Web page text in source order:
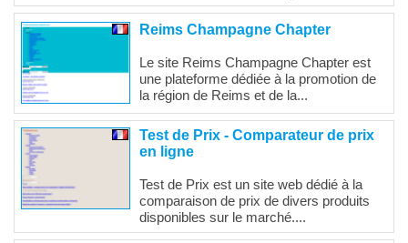
Reims Champagne Chapter
Le site Reims Champagne Chapter est
une plateforme dédiée à la promotion de
la région de Reims et de la...
Test de Prix - Comparateur de prix
en ligne
Test de Prix est un site web dédié à la
comparaison de prix de divers produits
disponibles sur le marché....